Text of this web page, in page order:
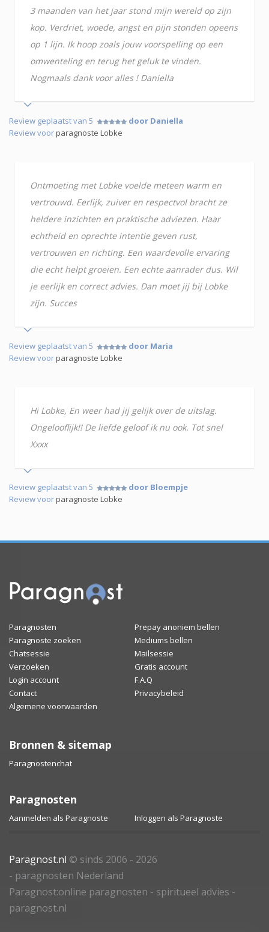
3 maanden van het jaar stond mijn wereld op zijn
kop. Verdriet, woede, angst en pijn stonden opeens
op 1 lijn. Ik hoop zoals jouw voorspelling op een
omwenteling en terug het geluk te vinden.
Nogmaals dank voor alles ! Daniella
Review geplaatst van 5
door Daniella
Review voorparagnoste Lobke
Ontmoeting met Lobke voelde meteen warm en
vertrouwd. Eerlijk, zuiver en respectvol bracht ze
heldere inzichten en praktische adviezen. Haar
echtheid en oprechte intentie geven rust,
vertrouwen en richting. Een waardevolle ervaring
die echt helpt groeien. Een echte aanrader dus. Wil
je eerlijk en correct advies. Dan moet jij bij Lobke
zijn. Succes
Review geplaatst van 5
door Maria
Review voorparagnoste Lobke
Hi Lobke, En weer had jij gelijk over de uitslag.
Ongelooflijk!! De liefde geloof ik nu ook. Tot snel
Xxxx
Review geplaatst van 5
door Bloempje
Review voorparagnoste Lobke
Paragnosten
Prepay anoniem bellen
Paragnoste zoeken
Mediums bellen
Chatsessie
Mailsessie
Verzoeken
Gratis account
Login account
F.A.Q
Contact
Privacybeleid
Algemene voorwaarden
Bronnen & sitemap
Paragnostenchat
Paragnosten
Aanmelden als Paragnoste Inloggen als Paragnoste
Paragnost.nl © sinds 2006 - 2026
- paragnosten Nederland
Paragnost:online paragnosten - spiritueel advies -
paragnost.nl